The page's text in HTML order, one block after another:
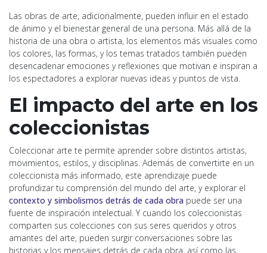
Las obras de arte, adicionalmente, pueden influir en el estado
de ánimo y el bienestar general de una persona. Más allá de la
historia de una obra o artista, los elementos más visuales como
los colores, las formas, y los temas tratados también pueden
desencadenar emociones y reflexiones que motivan e inspiran a
los espectadores a explorar nuevas ideas y puntos de vista.
El impacto del arte en los
coleccionistas
Coleccionar arte te permite aprender sobre distintos artistas,
movimientos, estilos, y disciplinas. Además de convertirte en un
coleccionista más informado, este aprendizaje puede
profundizar tu comprensión del mundo del arte, y explorar el
contexto y simbolismos detrás de cada obra puede ser una
fuente de inspiración intelectual. Y cuando los coleccionistas
comparten sus colecciones con sus seres queridos y otros
amantes del arte, pueden surgir conversaciones sobre las
historias y los mensajes detrás de cada obra, así como las